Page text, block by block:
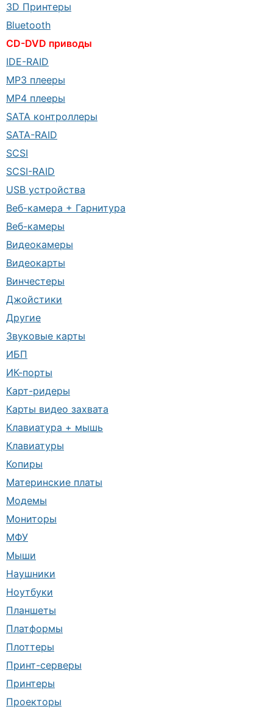
3D Принтеры
Bluetooth
CD-DVD приводы
IDE-RAID
MP3 плееры
MP4 плееры
SATA контроллеры
SATA-RAID
SCSI
SCSI-RAID
USB устройства
Веб-камера + Гарнитура
Веб-камеры
Видеокамеры
Видеокарты
Винчестеры
Джойстики
Другие
Звуковые карты
ИБП
ИК-порты
Карт-ридеры
Карты видео захвата
Клавиатура + мышь
Клавиатуры
Копиры
Материнские платы
Модемы
Мониторы
МФУ
Мыши
Наушники
Ноутбуки
Планшеты
Платформы
Плоттеры
Принт-серверы
Принтеры
Проекторы